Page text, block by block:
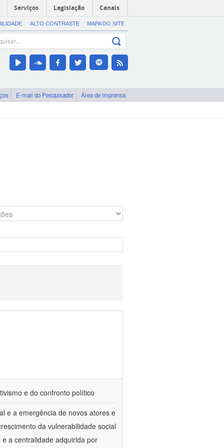
Serviços Legislação Canais
ALTO CONTRASTE MAPA DO SITE
E-mail do Pesquisador Área de imprensa
e do confronto político
e a emergência de novos atores e
da vulnerabilidade social
a centralidade adquirida por